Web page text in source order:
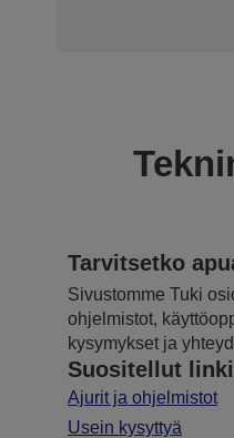
Tarvitsetko
Sivustomme Tuki
ohjelmistot,
kysymykset ja
Suositellut
Ajurit ja ohjelmistot
Usein kysyttyä